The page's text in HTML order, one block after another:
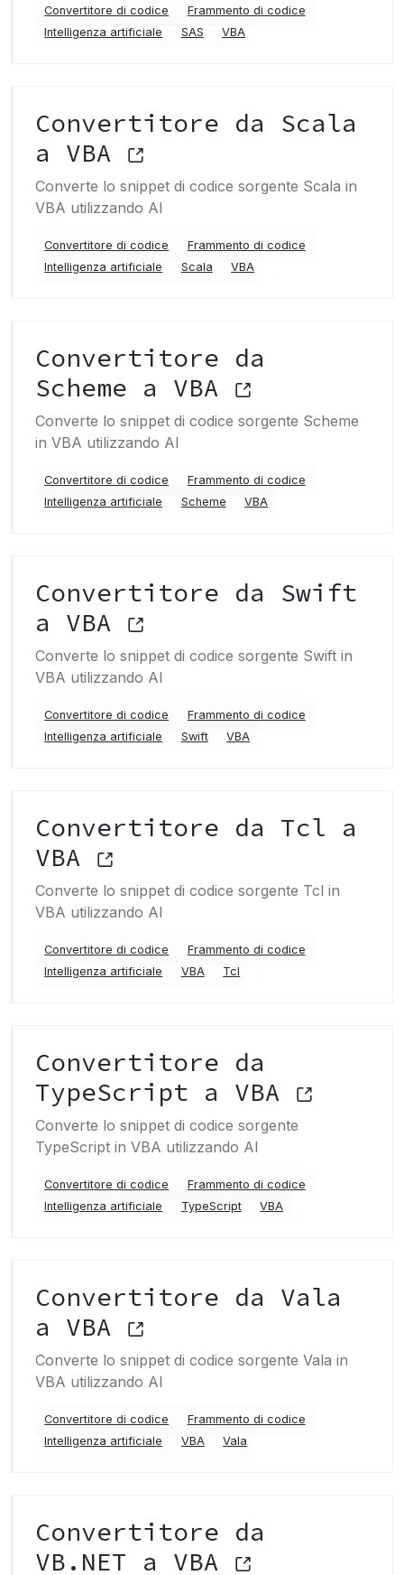
Convertitore di codice
Frammento di codice
Intelligenza artificiale
SAS VBA
Convertitore da Scala
a VBA
Converte lo snippet di codice sorgente Scala in
VBA utilizzando AI
Convertitore di codice
Frammento di codice
Intelligenza artificiale
Scala VBA
Convertitore da
Scheme a VBA
Converte lo snippet di codice sorgente Scheme
in VBA utilizzando AI
Convertitore di codice
Frammento di codice
Intelligenza artificiale
Scheme VBA
Convertitore da Swift
a VBA
Converte lo snippet di codice sorgente Swift in
VBA utilizzando AI
Convertitore di codice
Frammento di codice
Intelligenza artificiale
Swift VBA
Convertitore da Tcl a
VBA
Converte lo snippet di codice sorgente Tcl in
VBA utilizzando AI
Convertitore di codice
Frammento di codice
Intelligenza artificiale
VBA Tcl
Convertitore da
TypeScript a VBA
Converte lo snippet di codice sorgente
TypeScript in VBA utilizzando AI
Convertitore di codice
Frammento di codice
Intelligenza artificiale
TypeScript VBA
Convertitore da Vala
a VBA
Converte lo snippet di codice sorgente Vala in
VBA utilizzando AI
Convertitore di codice
Frammento di codice
Intelligenza artificiale
VBA Vala
Convertitore da
VB.NET a VBA